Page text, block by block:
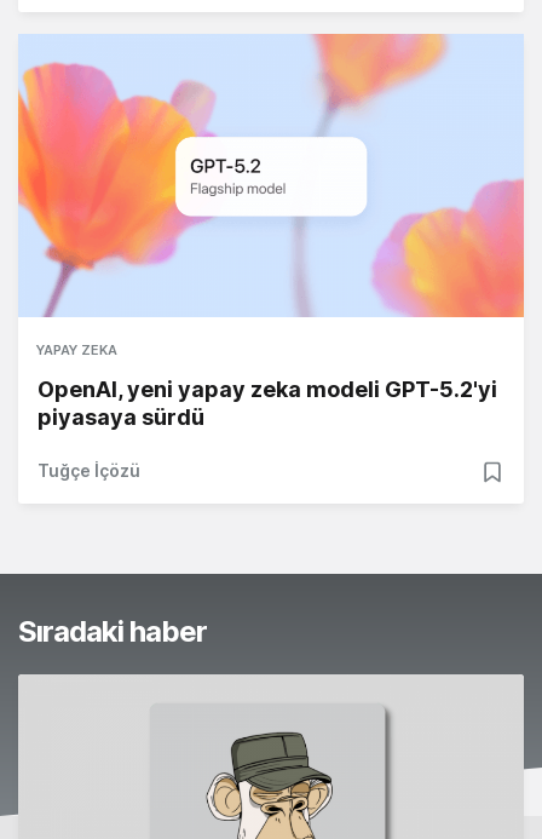
YAPAY ZEKA
OpenAI, yeni yapay zeka modeli GPT-5.2'yi
piyasaya sürdü
Tuğçe İçözü
Sıradaki haber